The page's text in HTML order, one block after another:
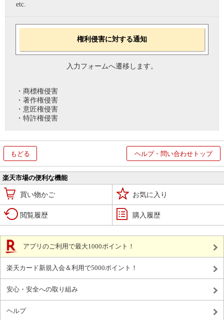
etc.
権利侵害に対する通知
入力フォームへ遷移します。
・商標権侵害
・著作権侵害
・意匠権侵害
・特許権侵害
もどる ヘルプ・問い合わせトップ
楽天市場の便利な機能
買い物かご お気に入り
閲覧履歴 購入履歴
アプリのご利用で最大1000ポイント！
楽天カード新規入会＆利用で5000ポイント！
安心・安全への取り組み
ヘルプ